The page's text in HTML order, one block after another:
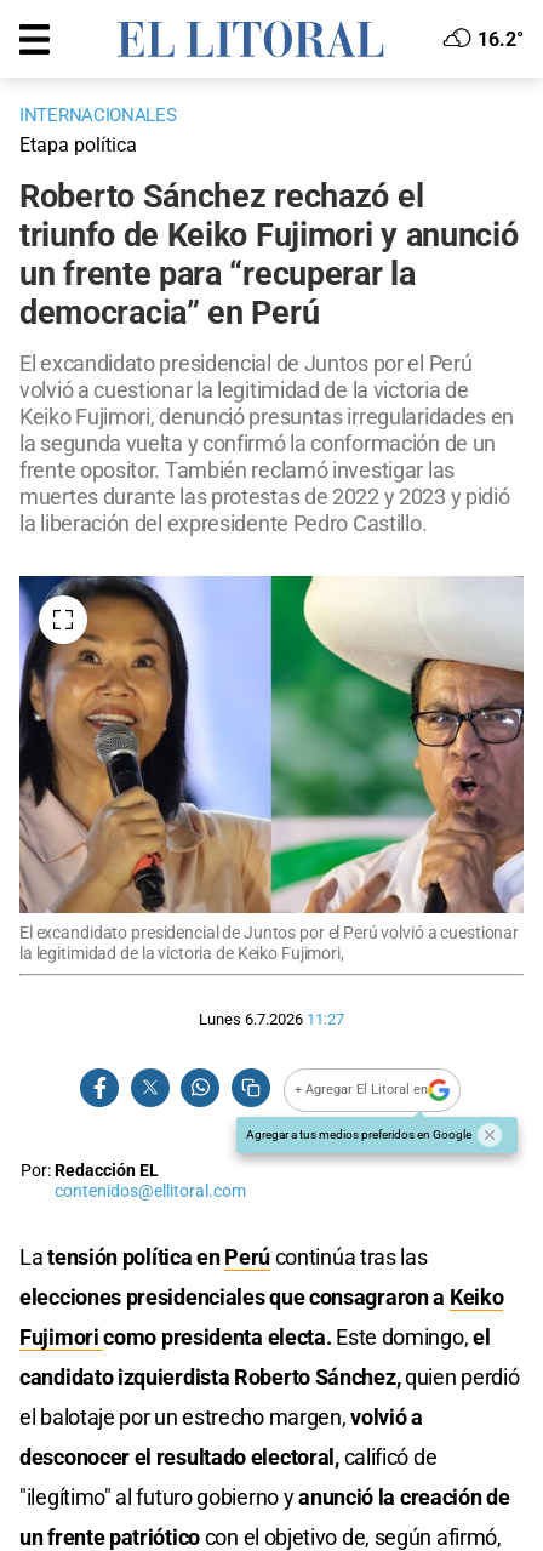
16.2°
INTERNACIONALES
Etapa política
Roberto Sánchez rechazó el
triunfo de Keiko Fujimori y anunció
un frente para “recuperar la
democracia” en Perú
El excandidato presidencial de Juntos por el Perú
volvió a cuestionar la legitimidad de la victoria de
Keiko Fujimori, denunció presuntas irregularidades en
la segunda vuelta y confirmó la conformación de un
frente opositor. También reclamó investigar las
muertes durante las protestas de 2022 y 2023 y pidió
la liberación del expresidente Pedro Castillo.
El excandidato presidencial de Juntos por el Perú volvió a cuestionar
la legitimidad de la victoria de Keiko Fujimori,
Lunes 6.7.2026 11:27
+ Agregar El Litoral en
Agregar a tus medios preferidos en Google
Por:Redacción EL
contenidos@ellitoral.com
Latensión política enPerúcontinúa tras las
elecciones presidenciales que consagraron a Keiko
Fujimoricomo presidenta electa. Este domingo,el
candidato izquierdista Roberto Sánchez,quien perdió
el balotaje por un estrecho margen,volvió a
desconocer el resultado electoral,calificó de
"ilegítimo" al futuro gobierno yanunció la creación de
un frente patrióticocon el objetivo de, según afirmó,